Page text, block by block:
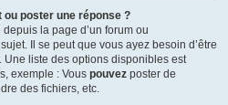
poster une réponse ?
la page d’un forum ou
Il se peut que vous ayez besoin d’être
liste des options disponibles est
exemple : Vous pouvez poster de
des fichiers, etc.